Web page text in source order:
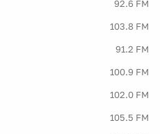
92.6 FM
103.8 FM
91.2 FM
100.9 FM
102.0 FM
105.5 FM